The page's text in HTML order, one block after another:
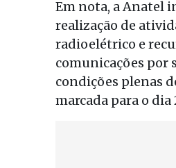
Em nota, a Anatel
realização de
radioelétrico e
comunicações por
condições plenas
marcada para o dia